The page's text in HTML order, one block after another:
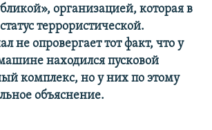
организацией, которая в
террористической.
не опровергает тот факт, что у
находился пусковой
комплекс, но у них по этому
объяснение.